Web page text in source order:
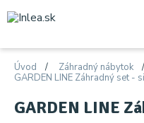
Úvod Záhradný nábytok
GARDEN LINE Záhradný set -
GARDEN LINE